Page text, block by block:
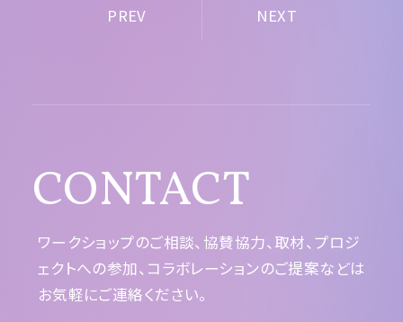
PREV NEXT
CONTACT
ワークショップのご相談、協賛協力、取材、プロジ
ェクトへの参加、コラボレーションのご提案などは
お気軽にご連絡ください。